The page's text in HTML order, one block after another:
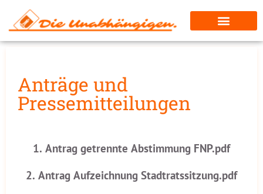
Anträge und
Pressemitteilungen
1. Antrag getrennte Abstimmung FNP.pdf
2. Antrag Aufzeichnung Stadtratssitzung.pdf